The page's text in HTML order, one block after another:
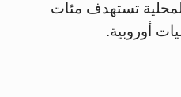
المحلية تستهدف مئات
أوروبية.